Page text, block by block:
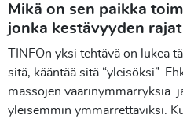
Mikä on sen paikka
jonka kestävyyden
TINFOn yksi tehtävä on lukea
sitä, kääntää sitä “yleisöksi”.
massojen väärinymmärryksiä
yleisemmin ymmärrettäviksi.